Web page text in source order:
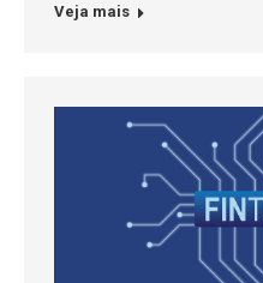
Veja mais